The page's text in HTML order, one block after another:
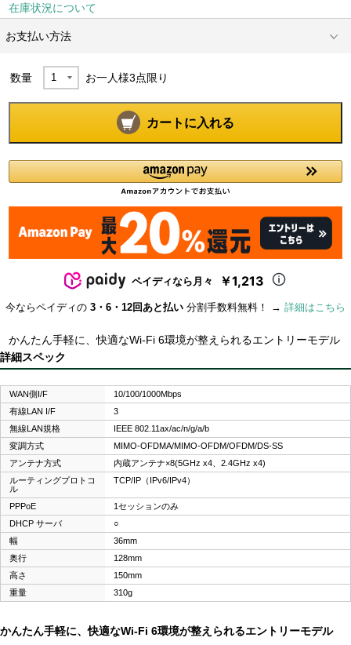
在庫状況について
お支払い方法
数量 お一人様3点限り
カートに入れる
ペイディなら月々 ￥1,213
今ならペイディの 3・6・12回あと払い 分割手数料無料！ → 詳細はこちら
かんたん手軽に、快適なWi-Fi 6環境が整えられるエントリーモデル
詳細スペック
WAN側I/F
10/100/1000Mbps
有線LAN I/F
3
無線LAN規格
IEEE 802.11ax/ac/n/g/a/b
変調方式
MIMO-OFDMA/MIMO-OFDM/OFDM/DS-SS
アンテナ方式
内蔵アンテナ×8(5GHz x4、2.4GHz x4)
ルーティングプロトコ
ル
TCP/IP（IPv6/IPv4）
PPPoE
1セッションのみ
DHCP サーバ
○
幅
36mm
奥行
128mm
高さ
150mm
重量
310g
かんたん手軽に、快適なWi-Fi 6環境が整えられるエントリーモデル